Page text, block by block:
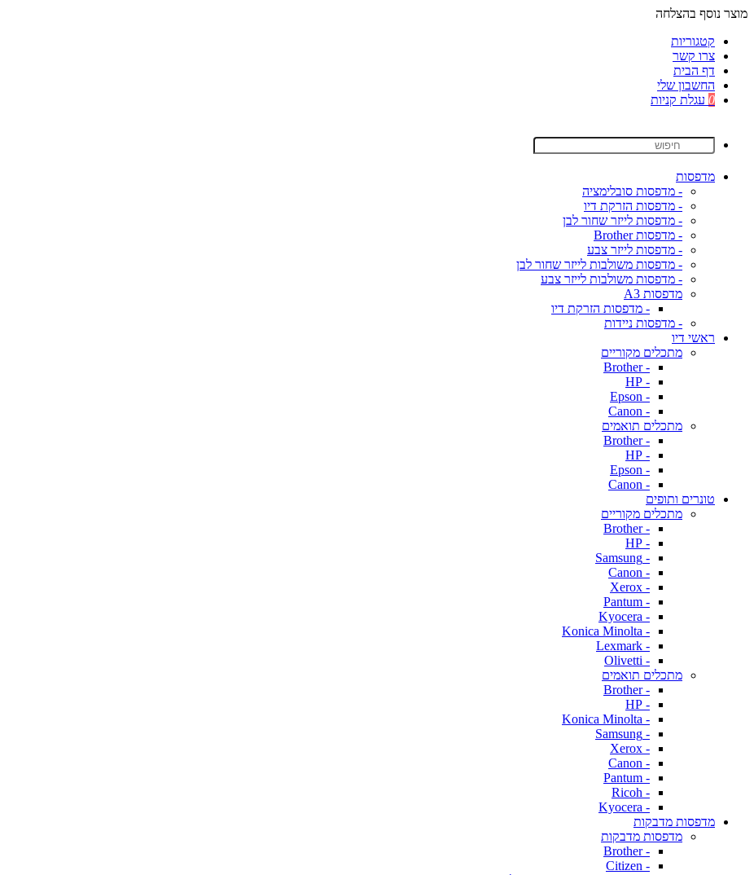
מוצר נוסף בהצלחה
קטגוריות
צרו קשר
דף הבית
החשבון שלי
0 עגלת קניות
מדפסות
- מדפסות סובלימציה
- מדפסות הזרקת דיו
- מדפסות לייזר שחור לבן
- מדפסות Brother
- מדפסות לייזר צבע
- מדפסות משולבות לייזר שחור לבן
- מדפסות משולבות לייזר צבע
מדפסות A3
- מדפסות הזרקת דיו
- מדפסות ניידות
ראשי דיו
מתכלים מקוריים
- Brother
- HP
- Epson
- Canon
מתכלים תואמים
- Brother
- HP
- Epson
- Canon
טונרים ותופים
מתכלים מקוריים
- Brother
- HP
- Samsung
- Canon
- Xerox
- Pantum
- Kyocera
- Konica Minolta
- Lexmark
- Olivetti
מתכלים תואמים
- Brother
- HP
- Konica Minolta
- Samsung
- Xerox
- Canon
- Pantum
- Ricoh
- Kyocera
מדפסות מדבקות
מדפסות מדבקות
- Brother
- Citizen